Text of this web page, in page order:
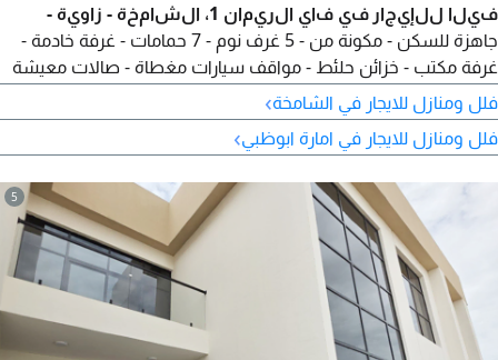
فيلا للإيجار في فاي الريمان 1، الشامخة - زاوية -
جاهزة للسكن - مكونة من - 5 غرف نوم - 7 حمامات - غرفة خادمة -
غرفة مكتب - خزائن حلئط - مواقف سيارات مغطاة - صالات معيشة
واسعة - المرافق والخدمات - حديقة منسقة - منطقة خارجية واسعة
- بالقرب من الحدائق والمرافق المجتمعية - السعر 280000 درهم -
يمتنع الوسطاء - الرقم المرجعي VI 27342
فلل ومنازل للايجار في الشامخة›
فلل ومنازل للايجار في امارة ابوظبي›
5